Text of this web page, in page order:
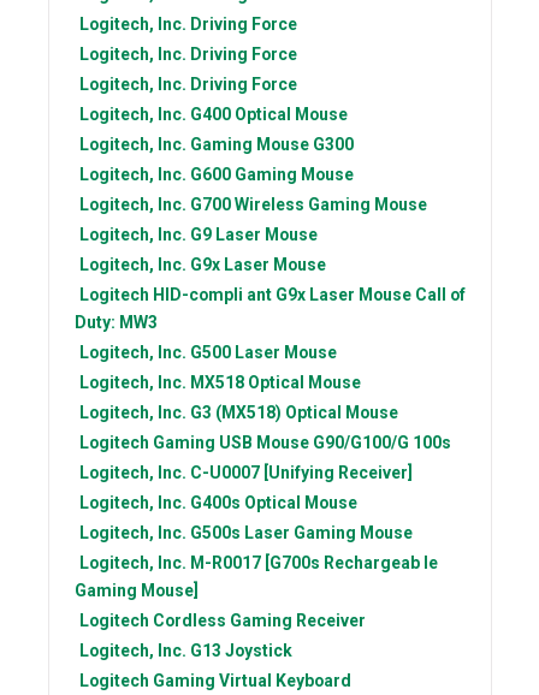
Logitech, Inc. Driving Force
Logitech, Inc. Driving Force
Logitech, Inc. Driving Force
Logitech, Inc. G400 Optical Mouse
Logitech, Inc. Gaming Mouse G300
Logitech, Inc. G600 Gaming Mouse
Logitech, Inc. G700 Wireless Gaming Mouse
Logitech, Inc. G9 Laser Mouse
Logitech, Inc. G9x Laser Mouse
Logitech HID-compli ant G9x Laser Mouse Call of
Duty: MW3
Logitech, Inc. G500 Laser Mouse
Logitech, Inc. MX518 Optical Mouse
Logitech, Inc. G3 (MX518) Optical Mouse
Logitech Gaming USB Mouse G90/G100/G 100s
Logitech, Inc. C-U0007 [Unifying Receiver]
Logitech, Inc. G400s Optical Mouse
Logitech, Inc. G500s Laser Gaming Mouse
Logitech, Inc. M-R0017 [G700s Rechargeab le
Gaming Mouse]
Logitech Cordless Gaming Receiver
Logitech, Inc. G13 Joystick
Logitech Gaming Virtual Keyboard